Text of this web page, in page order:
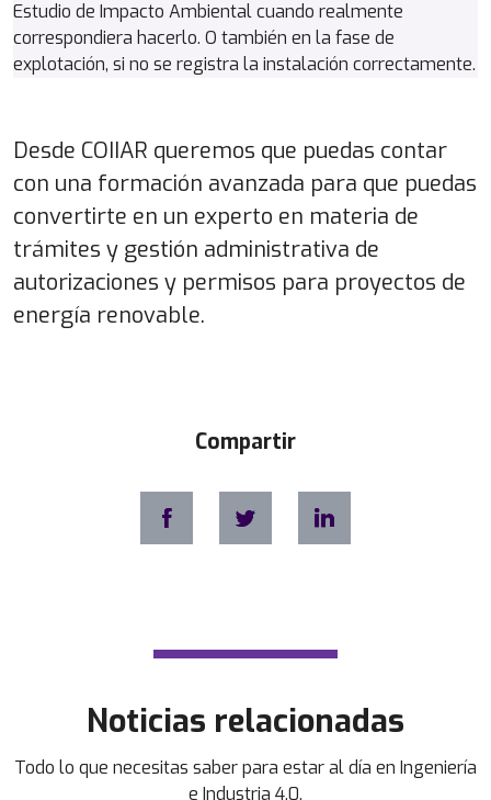
Estudio de Impacto Ambiental cuando realmente
correspondiera hacerlo. O también en la fase de
explotación, si no se registra la instalación correctamente.
Desde COIIAR queremos que puedas contar
con una formación avanzada para que puedas
convertirte en un experto en materia de
trámites y gestión administrativa de
autorizaciones y permisos para proyectos de
energía renovable.
Compartir
Noticias relacionadas
Todo lo que necesitas saber para estar al día en Ingeniería
e Industria 4.0.